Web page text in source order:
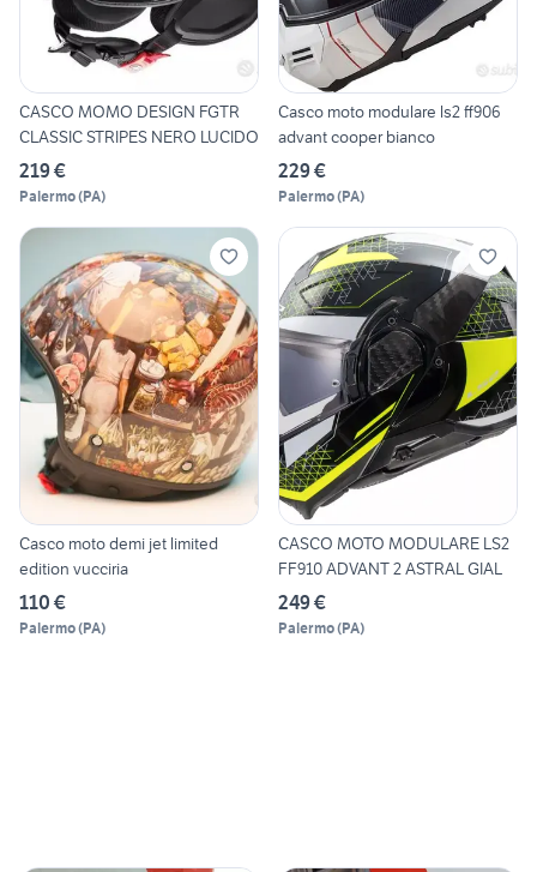
CASCO MOMO DESIGN FGTR
CLASSIC STRIPES NERO LUCIDO
219 €
Palermo(PA)
Casco moto modulare ls2 ff906
advant cooper bianco
229 €
Palermo(PA)
Casco moto demi jet limited
edition vucciria
110 €
Palermo(PA)
CASCO MOTO MODULARE LS2
FF910 ADVANT 2 ASTRAL GIAL
249 €
Palermo(PA)